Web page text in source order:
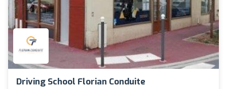
Driving School Florian Conduite